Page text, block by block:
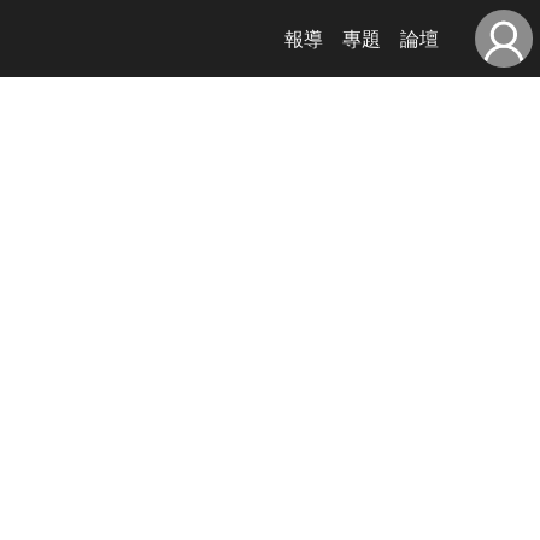
報導 專題 論壇